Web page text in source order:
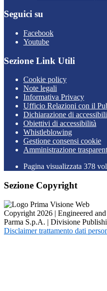
Seguici su
Facebook
Youtube
Sezione Link Utili
Cookie policy
Note legali
Informativa Privacy
Ufficio Relazioni con il
Dichiarazione di
Obiettivi di accessibilità
Whistleblowing
Gestione consensi cookie
Amministrazione
Pagina visualizzata 378
Sezione Copyright
Copyright 2026 | Engineered
Parma S.p.A. | Divisione
Disclaimer trattamento dati